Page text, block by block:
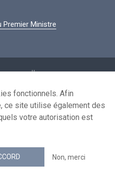
Premier Ministre
réutilisation
nous
flux RSS
fonctionnels. Afin
ce site utilise également des
votre autorisation est
Non, merci